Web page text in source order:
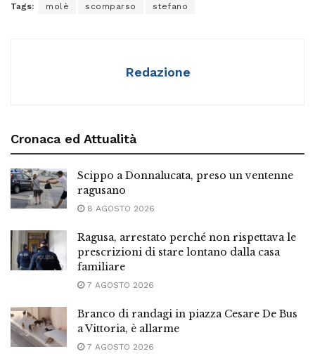
Tags: molè scomparso stefano
Redazione
Cronaca ed Attualità
Scippo a Donnalucata, preso un ventenne
ragusano
8 AGOSTO 2026
Ragusa, arrestato perché non rispettava le
prescrizioni di stare lontano dalla casa
familiare
7 AGOSTO 2026
Branco di randagi in piazza Cesare De Bus
a Vittoria, è allarme
7 AGOSTO 2026